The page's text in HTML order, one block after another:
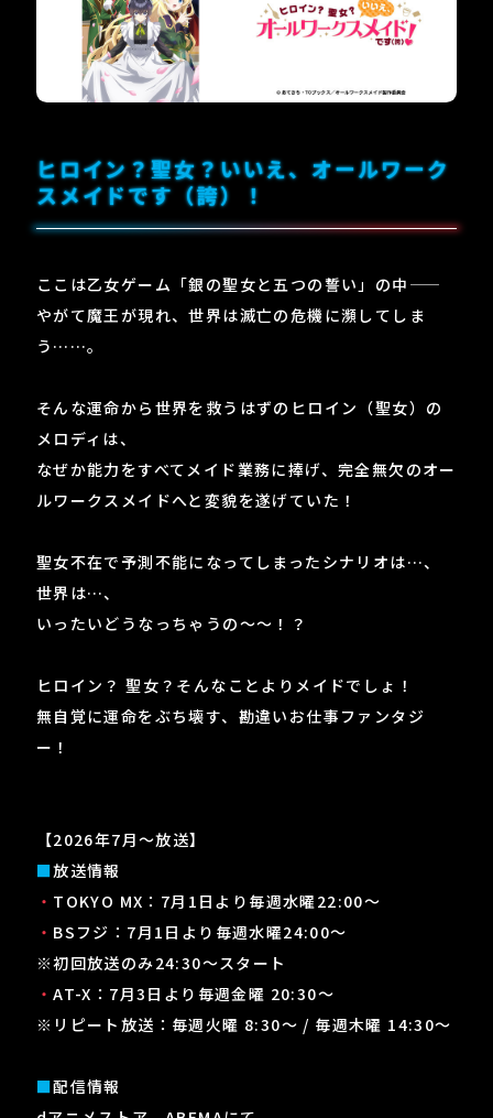
ヒロイン？聖女？いいえ、オールワーク
スメイドです（誇）！
ここは乙女ゲーム「銀の聖女と五つの誓い」の中――
やがて魔王が現れ、世界は滅亡の危機に瀕してしま
う……。
そんな運命から世界を救うはずのヒロイン（聖女）の
メロディは、
なぜか能力をすべてメイド業務に捧げ、完全無欠のオー
ルワークスメイドへと変貌を遂げていた！
聖女不在で予測不能になってしまったシナリオは…、
世界は…、
いったいどうなっちゃうの～～！？
ヒロイン？ 聖女？そんなことよりメイドでしょ！
無自覚に運命をぶち壊す、勘違いお仕事ファンタジ
ー！
【2026年7月～放送】
■放送情報
・ TOKYO MX：7月1日より毎週水曜22:00～
・ BSフジ：7月1日より毎週水曜24:00～
※初回放送のみ24:30～スタート
・AT-X：7月3日より毎週金曜 20:30～
※リピート放送：毎週火曜 8:30～ / 毎週木曜 14:30～
■配信情報